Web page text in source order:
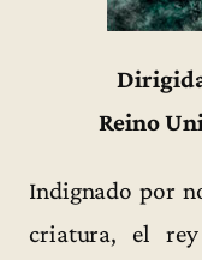
Reino
Indignado por
criatura, el